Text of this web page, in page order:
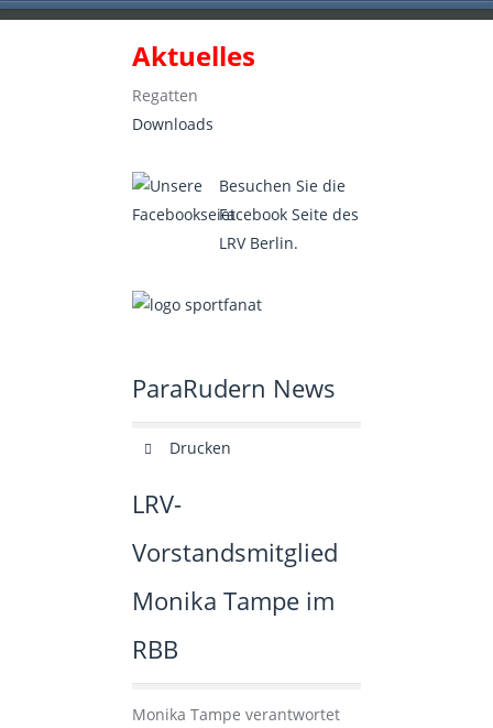
Landesruderverband Berlin e.V.
Aktuelles
Regatten
Downloads
Besuchen Sie die
Facebook Seite des
LRV Berlin.
ParaRudern News
Drucken
LRV-
Vorstandsmitglied
Monika Tampe im
RBB
Monika Tampe verantwortet